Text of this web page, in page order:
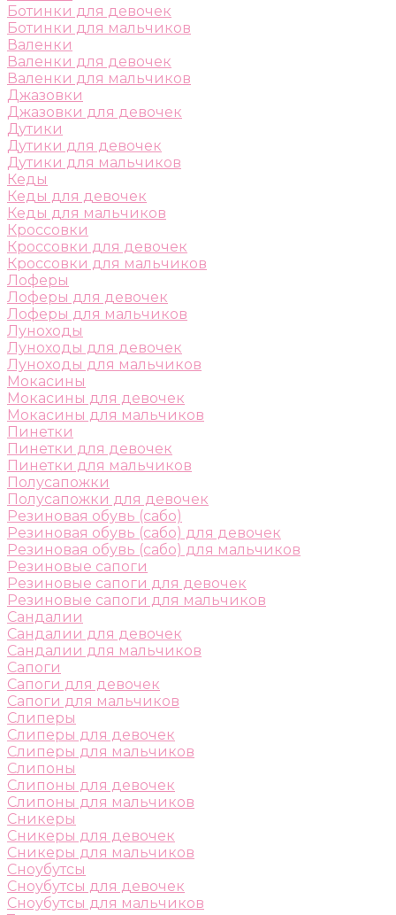
Ботинки для девочек
Ботинки для мальчиков
Валенки
Валенки для девочек
Валенки для мальчиков
Джазовки
Джазовки для девочек
Дутики
Дутики для девочек
Дутики для мальчиков
Кеды
Кеды для девочек
Кеды для мальчиков
Кроссовки
Кроссовки для девочек
Кроссовки для мальчиков
Лоферы
Лоферы для девочек
Лоферы для мальчиков
Луноходы
Луноходы для девочек
Луноходы для мальчиков
Мокасины
Мокасины для девочек
Мокасины для мальчиков
Пинетки
Пинетки для девочек
Пинетки для мальчиков
Полусапожки
Полусапожки для девочек
Резиновая обувь (сабо)
Резиновая обувь (сабо) для девочек
Резиновая обувь (сабо) для мальчиков
Резиновые сапоги
Резиновые сапоги для девочек
Резиновые сапоги для мальчиков
Сандалии
Сандалии для девочек
Сандалии для мальчиков
Сапоги
Сапоги для девочек
Сапоги для мальчиков
Слиперы
Слиперы для девочек
Слиперы для мальчиков
Слипоны
Слипоны для девочек
Слипоны для мальчиков
Сникеры
Сникеры для девочек
Сникеры для мальчиков
Сноубутсы
Сноубутсы для девочек
Сноубутсы для мальчиков